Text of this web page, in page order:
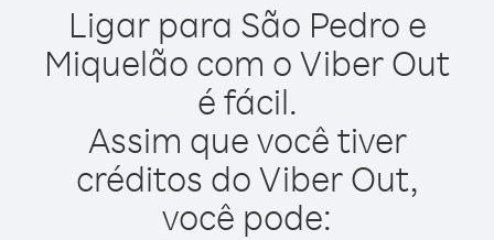
Ligar para São Pedro e
Miquelão com o Viber Out
é fácil.
Assim que você tiver
créditos do Viber Out,
você pode: